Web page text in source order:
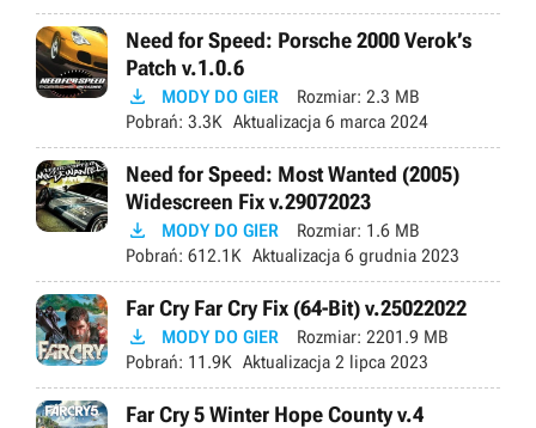
Need for Speed: Porsche 2000 Verok’s
Patch v.1.0.6
 MODY DO GIER Rozmiar: 2.3 MB
Pobrań: 3.3K Aktualizacja 6 marca 2024
Need for Speed: Most Wanted (2005)
Widescreen Fix v.29072023
 MODY DO GIER Rozmiar: 1.6 MB
Pobrań: 612.1K Aktualizacja 6 grudnia 2023
Far Cry Far Cry Fix (64-Bit) v.25022022
 MODY DO GIER Rozmiar: 2201.9 MB
Pobrań: 11.9K Aktualizacja 2 lipca 2023
Far Cry 5 Winter Hope County v.4